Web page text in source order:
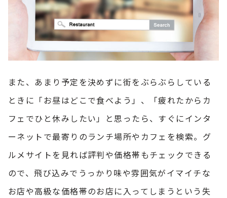
また、あまり予定を決めずに街をぶらぶらしている
ときに「お昼はどこで食べよう」、「疲れたからカ
フェでひと休みしたい」と思ったら、すぐにインタ
ーネットで最寄りのランチ場所やカフェを検索。グ
ルメサイトを見れば評判や価格帯もチェックできる
ので、飛び込みでうっかり味や雰囲気がイマイチな
お店や高級な価格帯のお店に入ってしまうという失